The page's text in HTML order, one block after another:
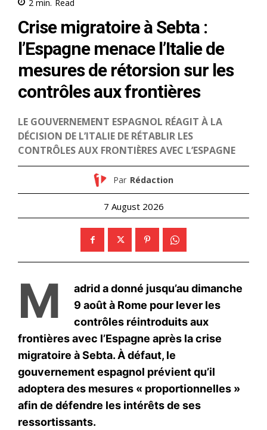
le1.ma
l'intelligence de
l'information
Insight Publications
À propos